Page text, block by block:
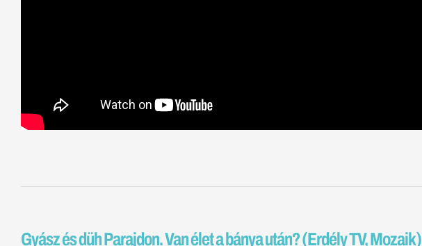
Gyász és düh Parajdon. Van élet a bánya után? (Erdély TV, Mozaik)